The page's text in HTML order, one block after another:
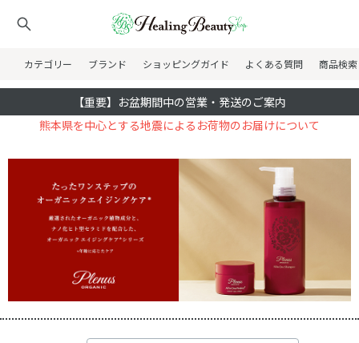
カテゴリー ブランド ショッピングガイド よくある質問 商品検索
【重要】お盆期間中の営業・発送のご案内
熊本県を中心とする地震によるお荷物のお届けについて